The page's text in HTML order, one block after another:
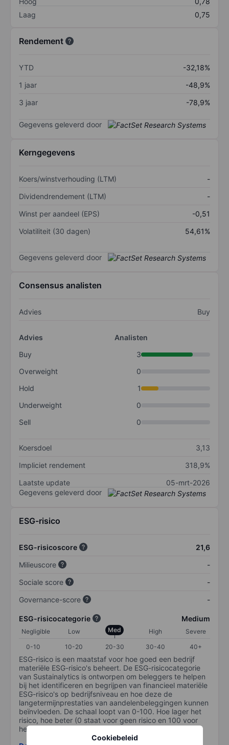
Cookiebeleid
Laag
0,75
Rendement
YTD
-32,18%
1 jaar
-48,9%
3 jaar
-78,9%
Gegevens geleverd door
Kerngegevens
Koers/winstverhouding (LTM)
-
Dividendrendement (LTM)
-
Winst per aandeel (EPS)
-0,51
Volatiliteit (30 dagen)
54,61%
Gegevens geleverd door
Consensus analisten
Advies Buy
Advies
Analisten
Buy
3
Overweight
0
Hold
1
Underweight
0
Sell
0
Koersdoel
3,13
Impliciet rendement
318,9%
Laatste update
05-mrt-2026
Gegevens geleverd door
ESG-risico
ESG-risicoscore
21,6
Milieuscore
-
Sociale score
-
Governance-score
-
ESG-risicocategorie Medium
Negligible Low Med High
Severe
0-10
10-20 20-30 30-40 40+
ESG-risico is een maatstaf voor hoe goed een bedrijf
materiële ESG-risico's beheert. De ESG-risicocategorie
van Sustainalytics is ontworpen om beleggers te helpen
bij het identificeren en begrijpen van financieel materiële
ESG-risico's op bedrijfsniveau en hoe deze de
langetermijnprestaties van aandelenbeleggingen kunnen
beïnvloeden. De schaal loopt van 0-100. Hoe lager het
risico, hoe beter (0 staat voor geen risico en 100 voor
het grootste risico).